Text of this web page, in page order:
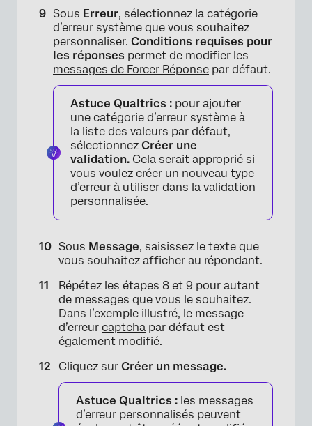
×
Sous Erreur, sélectionnez la catégorie
d’erreur système que vous souhaitez
personnaliser. Conditions requises pour
les réponses permet de modifier les
messages de Forcer Réponse par défaut.
Astuce Qualtrics : pour ajouter
une catégorie d’erreur système à
la liste des valeurs par défaut,
sélectionnez Créer une
validation. Cela serait approprié si
vous voulez créer un nouveau type
d’erreur à utiliser dans la validation
personnalisée.
Sous Message, saisissez le texte que
vous souhaitez afficher au répondant.
Répétez les étapes 8 et 9 pour autant
de messages que vous le souhaitez.
Dans l’exemple illustré, le message
d’erreur captcha par défaut est
également modifié.
Cliquez sur Créer un message.
Astuce Qualtrics : les messages
d’erreur personnalisés peuvent